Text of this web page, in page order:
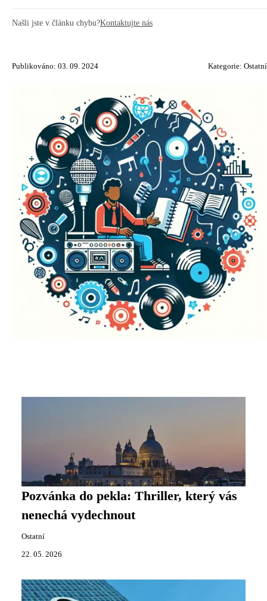
Našli jste v článku chybu?Kontaktujte nás
Publikováno: 03. 09. 2024 Kategorie: Ostatní
Pozvánka do pekla: Thriller, který vás
nenechá vydechnout
Ostatní
22. 05. 2026